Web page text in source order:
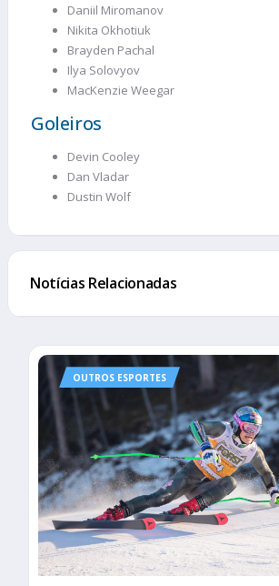
Daniil Miromanov
Nikita Okhotiuk
Brayden Pachal
Ilya Solovyov
MacKenzie Weegar
Goleiros
Devin Cooley
Dan Vladar
Dustin Wolf
Notícias Relacionadas
OUTROS ESPORTES